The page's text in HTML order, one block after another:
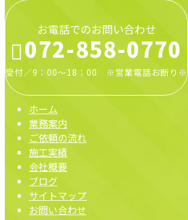
お電話でのお問い合わせ
072-858-0770
受付／9：00～18：00 ※営業電話お断り※
ホーム
業務案内
ご依頼の流れ
施工実績
会社概要
ブログ
サイトマップ
お問い合わせ